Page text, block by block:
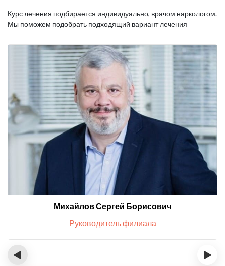
Курс лечения подбирается индивидуально, врачом наркологом.
Мы поможем подобрать подходящий вариант лечения
Михайлов Сергей Борисович
Руководитель филиала
‹ ›